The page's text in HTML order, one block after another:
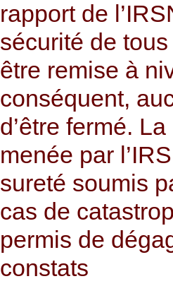
rapport de
sécurité de
être remise à
conséquent,
d’être fermé.
menée par
sureté soumis
cas de
permis de
constats